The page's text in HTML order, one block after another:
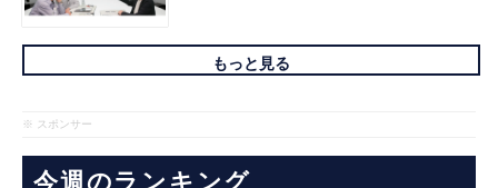
もっと見る
※ スポンサー
今週のランキング